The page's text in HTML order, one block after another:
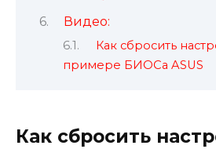
Видео:
Как сбросить
примере БИОСа ASUS
Как сбросить